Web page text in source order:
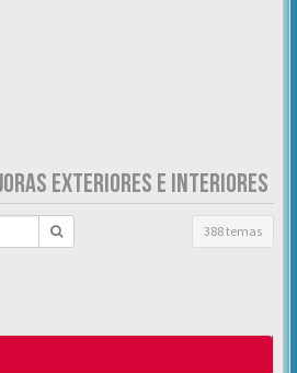
EXTERIORES E INTERIORES
388 temas